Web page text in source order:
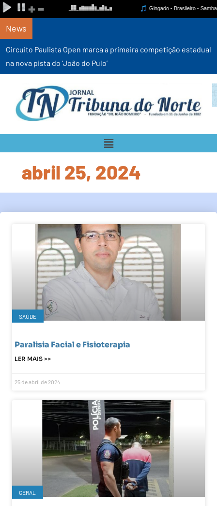
News
Circuito Paulista Open marca a primeira competição estadual
na nova pista do ‘João do Pulo’
abril 25, 2024
SAÚDE
Paralisia Facial e Fisioterapia
LER MAIS >>
25 de abril de 2024
GERAL